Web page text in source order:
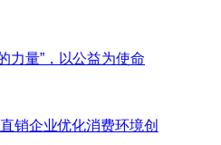
力量”，以公益为使命
销企业优化消费环境创